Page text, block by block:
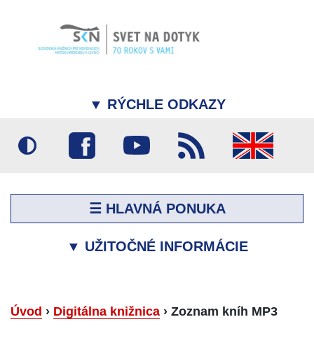
▼ RÝCHLE ODKAZY
☰ HLAVNÁ PONUKA
▼ UŽITOČNÉ INFORMÁCIE
Úvod › Digitálna knižnica › Zoznam kníh MP3